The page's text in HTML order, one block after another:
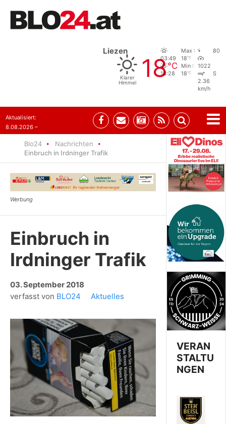
Liezen
Klarer
Himmel
18°C
03:49
18:28
Max :
18°C
Min :
18°C
80
1022
S
2.36
km/h
Aktualisiert:
8.08.2026 –
Blo24
Nachrichten
Einbruch in Irdninger Trafik
Einbruch in
Irdninger Trafik
03. September 2018
verfasst von BLO24 Aktuelles
VERAN
STALTU
NGEN